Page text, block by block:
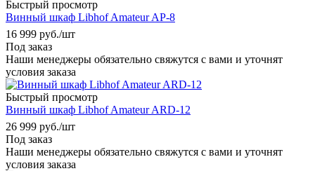
Быстрый просмотр
Винный шкаф Libhof Amateur AP-8
16 999 руб./шт
Под заказ
Наши менеджеры обязательно свяжутся с вами и уточнят
условия заказа
Быстрый просмотр
Винный шкаф Libhof Amateur ARD-12
26 999 руб./шт
Под заказ
Наши менеджеры обязательно свяжутся с вами и уточнят
условия заказа